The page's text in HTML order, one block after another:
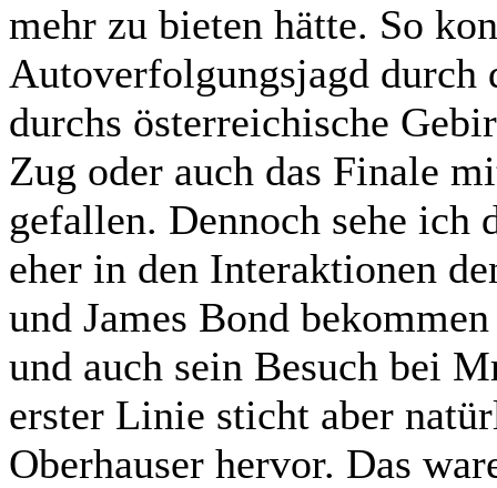
mehr zu bieten hätte. So
Autoverfolgungsjagd durch
durchs österreichische
Zug oder auch das Finale
gefallen. Dennoch sehe ich
eher in den Interaktionen
und James Bond
und auch sein Besuch bei
erster Linie sticht aber
Oberhauser hervor. Das